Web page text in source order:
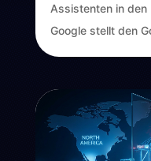
Assistenten in den
Google stellt den